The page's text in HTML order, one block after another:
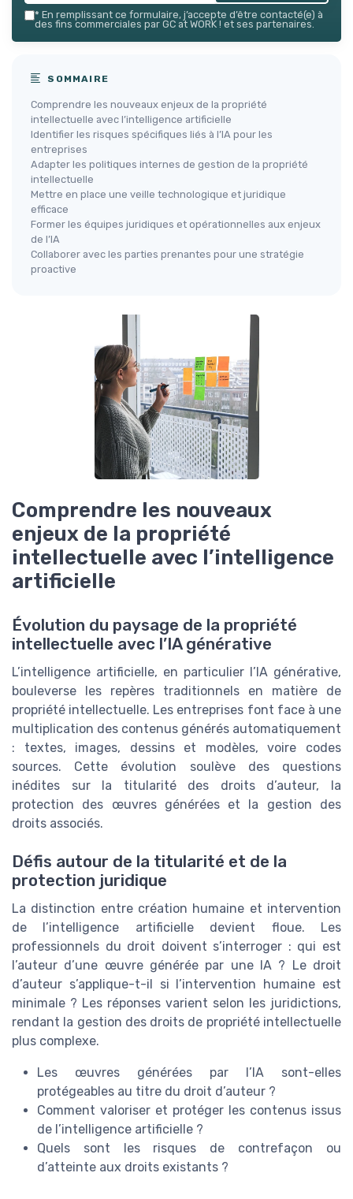
* En remplissant ce formulaire, j’accepte d’être contacté(e) à
des fins commerciales par GC at WORK ! et ses partenaires.
SOMMAIRE
Comprendre les nouveaux enjeux de la propriété
intellectuelle avec l’intelligence artificielle
Identifier les risques spécifiques liés à l’IA pour les
entreprises
Adapter les politiques internes de gestion de la propriété
intellectuelle
Mettre en place une veille technologique et juridique
efficace
Former les équipes juridiques et opérationnelles aux enjeux
de l’IA
Collaborer avec les parties prenantes pour une stratégie
proactive
Comprendre les nouveaux
enjeux de la propriété
intellectuelle avec l’intelligence
artificielle
Évolution du paysage de la propriété
intellectuelle avec l’IA générative
L’intelligence artificielle, en particulier l’IA générative,
bouleverse les repères traditionnels en matière de
propriété intellectuelle. Les entreprises font face à une
multiplication des contenus générés automatiquement
: textes, images, dessins et modèles, voire codes
sources. Cette évolution soulève des questions
inédites sur la titularité des droits d’auteur, la
protection des œuvres générées et la gestion des
droits associés.
Défis autour de la titularité et de la
protection juridique
La distinction entre création humaine et intervention
de l’intelligence artificielle devient floue. Les
professionnels du droit doivent s’interroger : qui est
l’auteur d’une œuvre générée par une IA ? Le droit
d’auteur s’applique-t-il si l’intervention humaine est
minimale ? Les réponses varient selon les juridictions,
rendant la gestion des droits de propriété intellectuelle
plus complexe.
Les œuvres générées par l’IA sont-elles
protégeables au titre du droit d’auteur ?
Comment valoriser et protéger les contenus issus
de l’intelligence artificielle ?
Quels sont les risques de contrefaçon ou
d’atteinte aux droits existants ?